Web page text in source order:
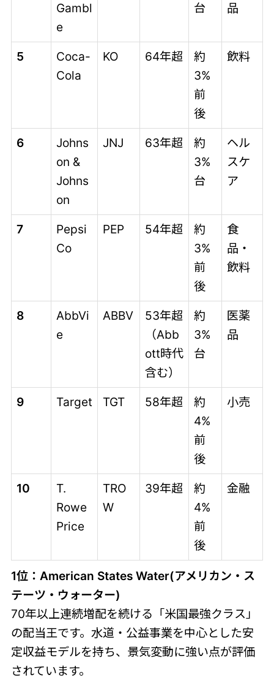
Gambl
e
台
品
5
Coca-
Cola
KO 64年超
約
3%
前
後
飲料
6
Johns
on &
Johns
on
JNJ 63年超
約
3%
台
ヘル
スケ
ア
7
Pepsi
Co
PEP 54年超
約
3%
前
後
食
品・
飲料
8
AbbVi
e
ABBV
53年超
（Abb
ott時代
含む）
約
3%
台
医薬
品
9 Target TGT 58年超
約
4%
前
後
小売
10
T.
Rowe
Price
TRO
W
39年超
約
4%
前
後
金融
1位：American States Water(アメリカン・ス
テーツ・ウォーター)
70年以上連続増配を続ける「米国最強クラス」
の配当王です。水道・公益事業を中心とした安
定収益モデルを持ち、景気変動に強い点が評価
されています。